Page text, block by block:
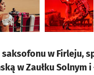
saksofonu w Firleju,
w Zaułku Solnym i